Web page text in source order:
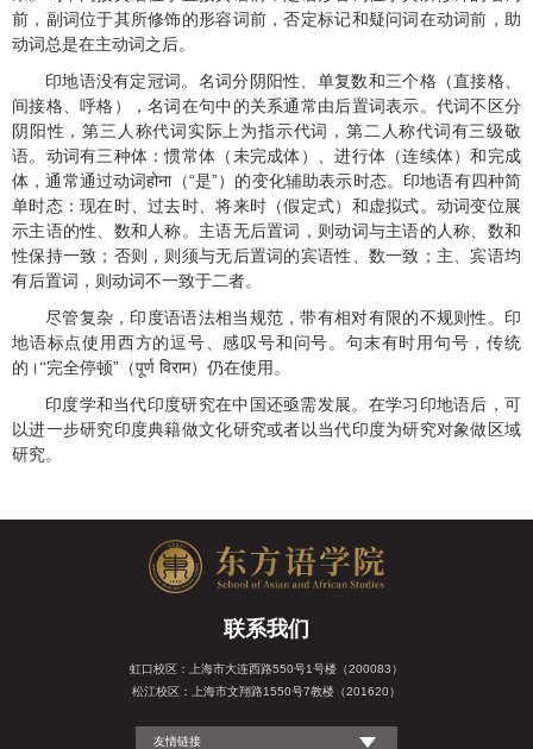
前，副词位于其所修饰的形容词前，否定标记和疑问词在动词前，助
动词总是在主动词之后。
印地语没有定冠词。名词分阴阳性、单复数和三个格（直接格、
间接格、呼格），名词在句中的关系通常由后置词表示。代词不区分
阴阳性，第三人称代词实际上为指示代词，第二人称代词有三级敬
语。动词有三种体：惯常体（未完成体）、进行体（连续体）和完成
体，通常通过动词होना（“是”）的变化辅助表示时态。印地语有四种简
单时态：现在时、过去时、将来时（假定式）和虚拟式。动词变位展
示主语的性、数和人称。主语无后置词，则动词与主语的人称、数和
性保持一致；否则，则须与无后置词的宾语性、数一致；主、宾语均
有后置词，则动词不一致于二者。
尽管复杂，印度语语法相当规范，带有相对有限的不规则性。印
地语标点使用西方的逗号、感叹号和问号。句末有时用句号，传统
的 ।“完全停顿”（पूर्ण विराम）仍在使用。
印度学和当代印度研究在中国还亟需发展。在学习印地语后，可
以进一步研究印度典籍做文化研究或者以当代印度为研究对象做区域
研究。
联系我们
虹口校区：上海市大连西路550号1号楼（200083）
松江校区：上海市文翔路1550号7教楼（201620）
友情链接